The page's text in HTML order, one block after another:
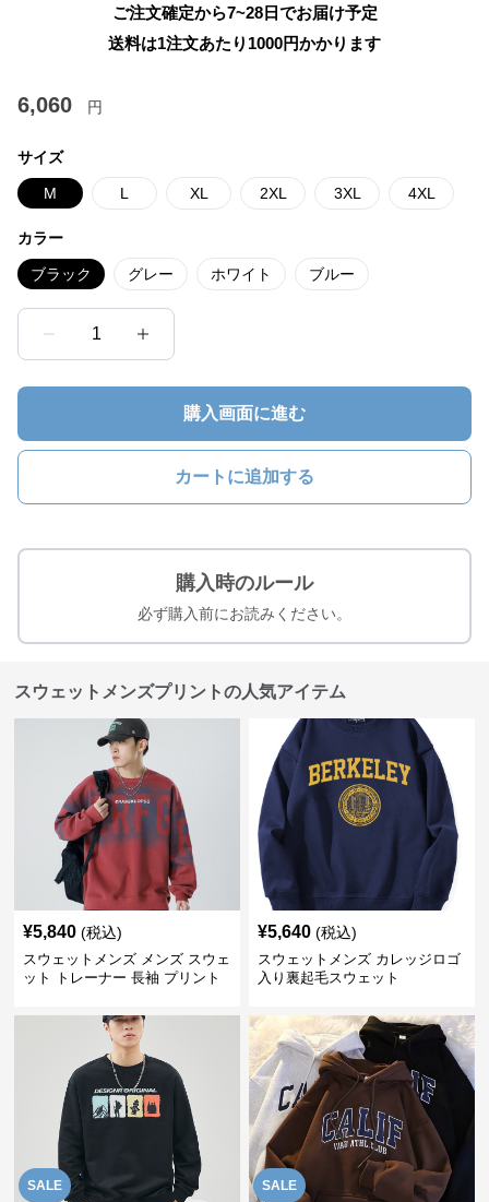
ご注文確定から7~28日でお届け予定
送料は1注文あたり 1000円かかります
6,060 円
サイズ
M L XL 2XL 3XL 4XL
カラー
ブラック グレー ホワイト ブルー
1
購入画面に進む
カートに追加する
購入時のルール
必ず購入前にお読みください。
スウェットメンズプリントの人気アイテム
¥5,840 (税込)
スウェットメンズ メンズ スウェ
ット トレーナー 長袖 プリント
¥5,640 (税込)
スウェットメンズ カレッジロゴ
入り裏起毛スウェット
SALE SALE